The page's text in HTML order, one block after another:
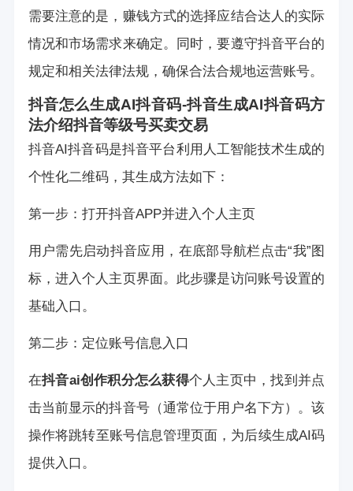
需要注意的是，赚钱方式的选择应结合达人的实际
情况和市场需求来确定。同时，要遵守抖音平台的
规定和相关法律法规，确保合法合规地运营账号。
抖音怎么生成AI抖音码-抖音生成AI抖音码方
法介绍抖音等级号买卖交易
抖音AI抖音码是抖音平台利用人工智能技术生成的
个性化二维码，其生成方法如下：
第一步：打开抖音APP并进入个人主页
用户需先启动抖音应用，在底部导航栏点击“我”图
标，进入个人主页界面。此步骤是访问账号设置的
基础入口。
第二步：定位账号信息入口
在抖音ai创作积分怎么获得个人主页中，找到并点
击当前显示的抖音号（通常位于用户名下方）。该
操作将跳转至账号信息管理页面，为后续生成AI码
提供入口。